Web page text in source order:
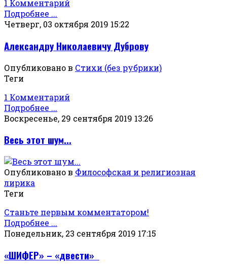
1 Комментарий
Подробнее ...
Четверг, 03 октября 2019 15:22
Александру Николаевичу Дуброву
Опубликовано в Стихи (без рубрики)
Теги
1 Комментарий
Подробнее ...
Воскресенье, 29 сентября 2019 13:26
Весь этот шум...
Опубликовано в Философская и религиозная
лирика
Теги
Станьте первым комментатором!
Подробнее ...
Понедельник, 23 сентября 2019 17:15
«ШИФЕР» – «двести»